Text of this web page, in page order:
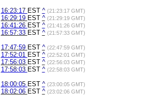
16:23:17 EST ^ (21:23:17 GMT)
16:29:19 EST ^ (21:29:19 GMT)
16:41:26 EST ^ (21:41:26 GMT)
16:57:33 EST ^ (21:57:33 GMT)
17:47:59 EST ^ (22:47:59 GMT)
17:52:01 EST ^ (22:52:01 GMT)
17:56:03 EST ^ (22:56:03 GMT)
17:58:03 EST ^ (22:58:03 GMT)
18:00:05 EST ^ (23:00:05 GMT)
18:02:06 EST ^ (23:02:06 GMT)